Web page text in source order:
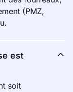
(PMZ,
est
soit